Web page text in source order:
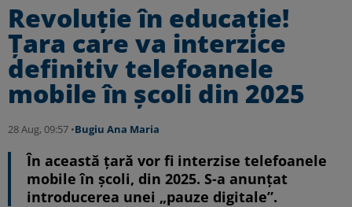
Revoluție în educație!
Țara care va interzice
definitiv telefoanele
mobile în școli din 2025
28 Aug, 09:57 •Bugiu ⁠Ana Maria
În această țară vor fi interzise telefoanele
mobile în școli, din 2025. S-a anunțat
introducerea unei „pauze digitale”.